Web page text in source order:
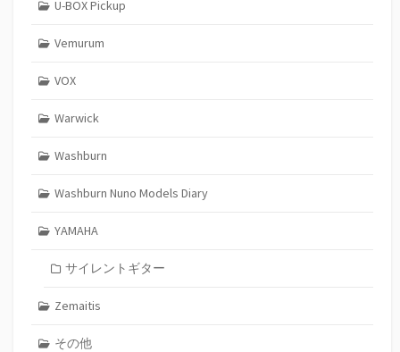
U-BOX Pickup
Vemurum
VOX
Warwick
Washburn
Washburn Nuno Models Diary
YAMAHA
サイレントギター
Zemaitis
その他